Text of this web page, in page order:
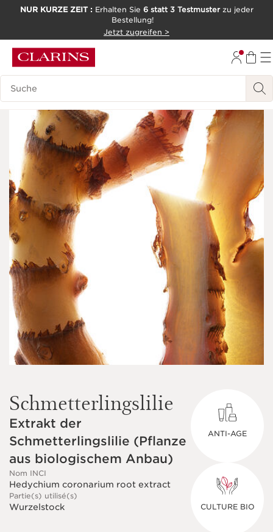
NUR KURZE ZEIT : Erhalten Sie 6 statt 3 Testmusterzu jeder
Bestellung!
Jetzt zugreifen >
Legende suchen
Schmetterlingslilie
Extrakt der
Schmetterlingslilie (Pflanze
aus biologischem Anbau)
Nom INCI
Hedychium coronarium root extract
Partie(s) utilisé(s)
Wurzelstock
ANTI-AGE
CULTURE BIO